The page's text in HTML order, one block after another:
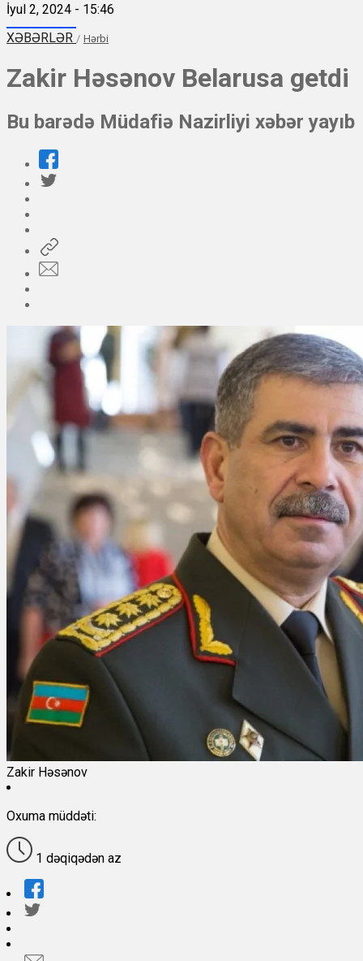
İyul 2, 2024 - 15:46
XƏBƏRLƏR / Hərbi
Zakir Həsənov Belarusa getdi
Bu barədə Müdafiə Nazirliyi xəbər yayıb
Zakir Həsənov
Oxuma müddəti:
1 dəqiqədən az